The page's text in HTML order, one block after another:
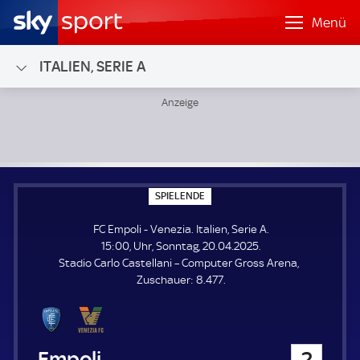
Menü
ITALIEN, SERIE A
SPIELENDE
P
E
L
E
N
D
E
FC Empoli - Venezia. Italien, Serie A.
15:00, Uhr, Sonntag, 20.04.2025.
Stadio Carlo Castellani – Computer Gross Arena
Zuschauer: Z
8.477.